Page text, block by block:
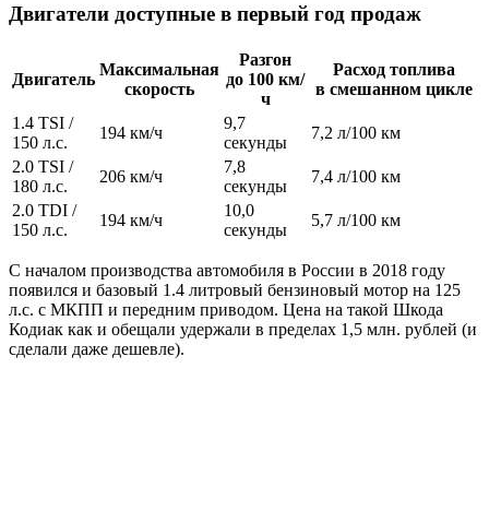
Двигатели доступные в первый год продаж
Двигатель
Максимальная
скорость
Разгон
до 100 км/
ч
Расход топлива
в смешанном цикле
1.4 TSI /
150 л.с.
194 км/ч
9,7
секунды
7,2 л/100 км
2.0 TSI /
180 л.с.
206 км/ч
7,8
секунды
7,4 л/100 км
2.0 TDI /
150 л.с.
194 км/ч
10,0
секунды
5,7 л/100 км
С началом производства автомобиля в России в 2018 году
появился и базовый 1.4 литровый бензиновый мотор на 125
л.с. с МКПП и передним приводом. Цена на такой Шкода
Кодиак как и обещали удержали в пределах 1,5 млн. рублей (и
сделали даже дешевле).